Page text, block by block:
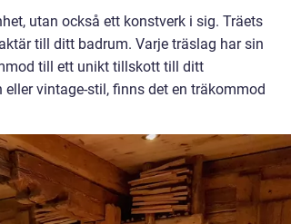
utan också ett konstverk i sig. Träets
till ditt badrum. Varje träslag har sin
till ett unikt tillskott till ditt
vintage-stil, finns det en träkommod